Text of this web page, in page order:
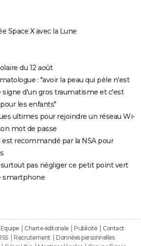
Space X avec la Lune
du 12 août
: "avoir la peau qui pèle n'est
signe d'un gros traumatisme et c'est
les enfants"
ultimes pour rejoindre un réseau Wi-
mot de passe
recommandé par la NSA pour
surtout pas négliger ce petit point vert
smartphone
Equipe Charte éditoriale Publicité
Contact
Recrutement
Données personnelles